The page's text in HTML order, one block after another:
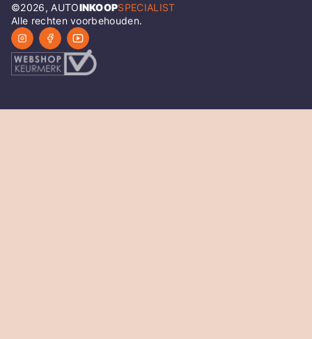
©2026, AUTOINKOOPSPECIALIST
Alle rechten voorbehouden.